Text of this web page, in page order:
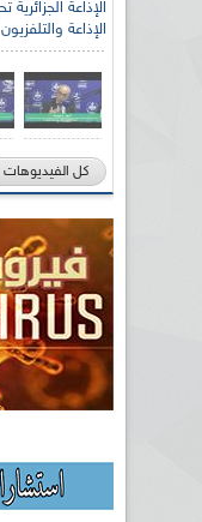
الإذاعة والتلفزيون
كل الفيديوهات